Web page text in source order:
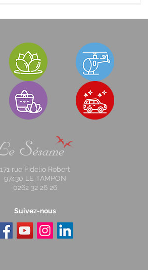
171 rue Fidelio Robert
97430 LE TAMPON
0262 32 26 26
Suivez-nous